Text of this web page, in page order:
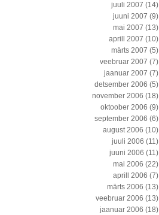
juuli 2007 (14)
juuni 2007 (9)
mai 2007 (13)
aprill 2007 (10)
märts 2007 (5)
veebruar 2007 (7)
jaanuar 2007 (7)
detsember 2006 (5)
november 2006 (18)
oktoober 2006 (9)
september 2006 (6)
august 2006 (10)
juuli 2006 (11)
juuni 2006 (11)
mai 2006 (22)
aprill 2006 (7)
märts 2006 (13)
veebruar 2006 (13)
jaanuar 2006 (18)